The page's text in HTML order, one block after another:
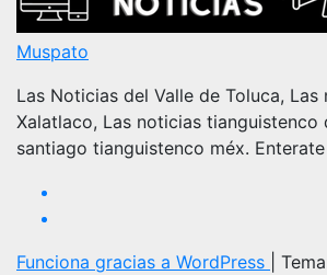
Muspato
Las Noticias del Valle de Toluca, Las
Xalatlaco, Las noticias tianguistenco
santiago tianguistenco méx. Enterate
Funciona gracias a WordPress